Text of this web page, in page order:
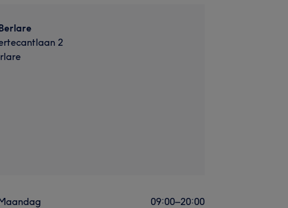
2
09:00–20:00